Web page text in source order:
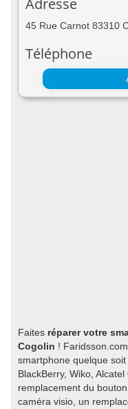
Adresse
45 Rue Carnot 83310
Téléphone
Faites réparer votre
Cogolin !
smartphone quelque soit
BlackBerry, Wiko,
remplacement du
caméra visio, un